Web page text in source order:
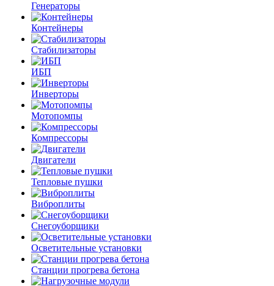
Генераторы
Контейнеры
Стабилизаторы
ИБП
Инверторы
Мотопомпы
Компрессоры
Двигатели
Тепловые пушки
Виброплиты
Снегоуборщики
Осветительные установки
Станции прогрева бетона